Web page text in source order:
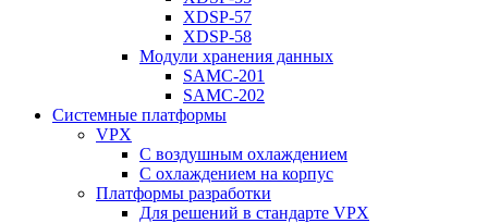
XDSP-57
XDSP-58
Модули хранения данных
SAMC-201
SAMC-202
Системные платформы
VPX
С воздушным охлаждением
С охлаждением на корпус
Платформы разработки
Для решений в стандарте VPX